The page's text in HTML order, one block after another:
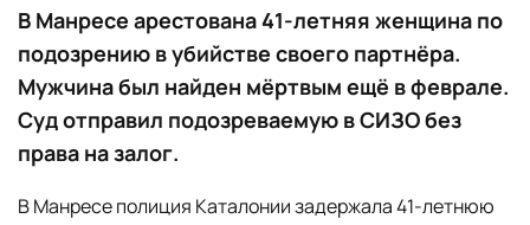
В Манресе арестована 41-летняя женщина по
подозрению в убийстве своего партнёра.
Мужчина был найден мёртвым ещё в феврале.
Суд отправил подозреваемую в СИЗО без
права на залог.
В Манресе полиция Каталонии задержала 41-летнюю